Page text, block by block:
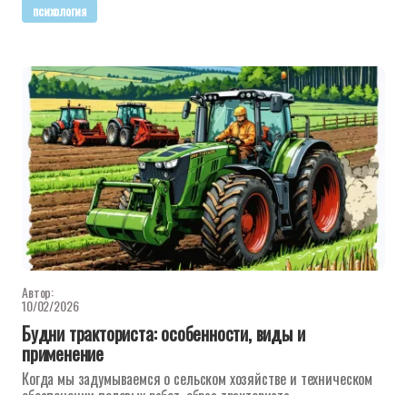
психология
Автор:
10/02/2026
Будни тракториста: особенности, виды и
применение
Когда мы задумываемся о сельском хозяйстве и техническом